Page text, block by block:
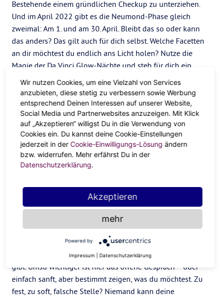
Bestehende einem gründlichen Checkup zu unterziehen.
Und im April 2022 gibt es die Neumond-Phase gleich
zweimal: Am 1. und am 30. April. Bleibt das so oder kann
das anders? Das gilt auch für dich selbst. Welche Facetten
an dir möchtest du endlich ans Licht holen? Nutze die
Magie der Da Vinci Glow-Nächte und steh für dich ein.
Gib Kontra
Noch mehr Extra-Arbeit, aber du erledigst sie lieber
zähneknirschend, statt Nein zu sagen? Drängler an der
Supermarktkasse, aber du murmelst noch
“Entschuldigung!” statt etwas zu kontern? Klar Stellung zu
beziehen fällt schwer, erleichtert dir auf lange Sicht aber
das Leben. Sag, wenn dir was nicht passt. Hier macht, wie
Feedback hinter dem Berg zu halten, ist es an der Zeit, für
dich und deinen Seelenfrieden einzustehen.
Was zwischen den Laken passiert, ist immer intim und
heikel – besonders, wenn esunterschiedliche Vorlieben
gibt. Umso wichtiger ist hier das offene Gespräch – oder
einfach sanft, aber bestimmt zeigen, was du möchtest. Zu
fest, zu soft, falsche Stelle? Niemand kann deine
Wir nutzen Cookies, um eine Vielzahl von Services
anzubieten, diese stetig zu verbessern sowie Werbung
entsprechend Deinen Interessen auf unserer Website,
Social Media und Partnerwebsites anzuzeigen. Mit Klick
auf „Akzeptieren“ willigst Du in die Verwendung von
Cookies ein. Du kannst deine Cookie-Einstellungen
jederzeit in der Cookie-Einwilligungs-Lösung ändern
bzw. widerrufen. Mehr erfährst Du in der
Datenschutzerklärung.
Akzeptieren
mehr
Powered by
Impressum Datenschutzerklärung